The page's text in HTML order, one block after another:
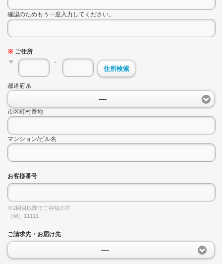
確認のためもう一度入力してください。
※ ご住所
〒 -
住所検索
都道府県
----
市区町村番地
マンション/ビル名
お客様番号
※2回目以降でご存知の方
（例）11111
ご請求先・お届け先
----